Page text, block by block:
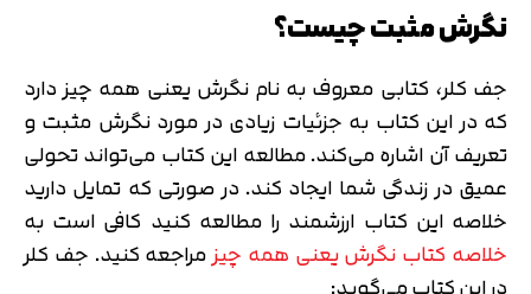
نگرش مثبت چیست؟
جف کلر، کتابی معروف به نام نگرش یعنی همه چیز دارد
که در این کتاب به جزئیات زیادی در مورد نگرش مثبت و
تعریف آن اشاره می‌کند. مطالعه این کتاب می‌تواند تحولی
عمیق در زندگی شما ایجاد کند. در صورتی که تمایل دارید
خلاصه این کتاب ارزشمند را مطالعه کنید کافی است به
خلاصه کتاب نگرش یعنی همه چیزمراجعه کنید. جف کلر